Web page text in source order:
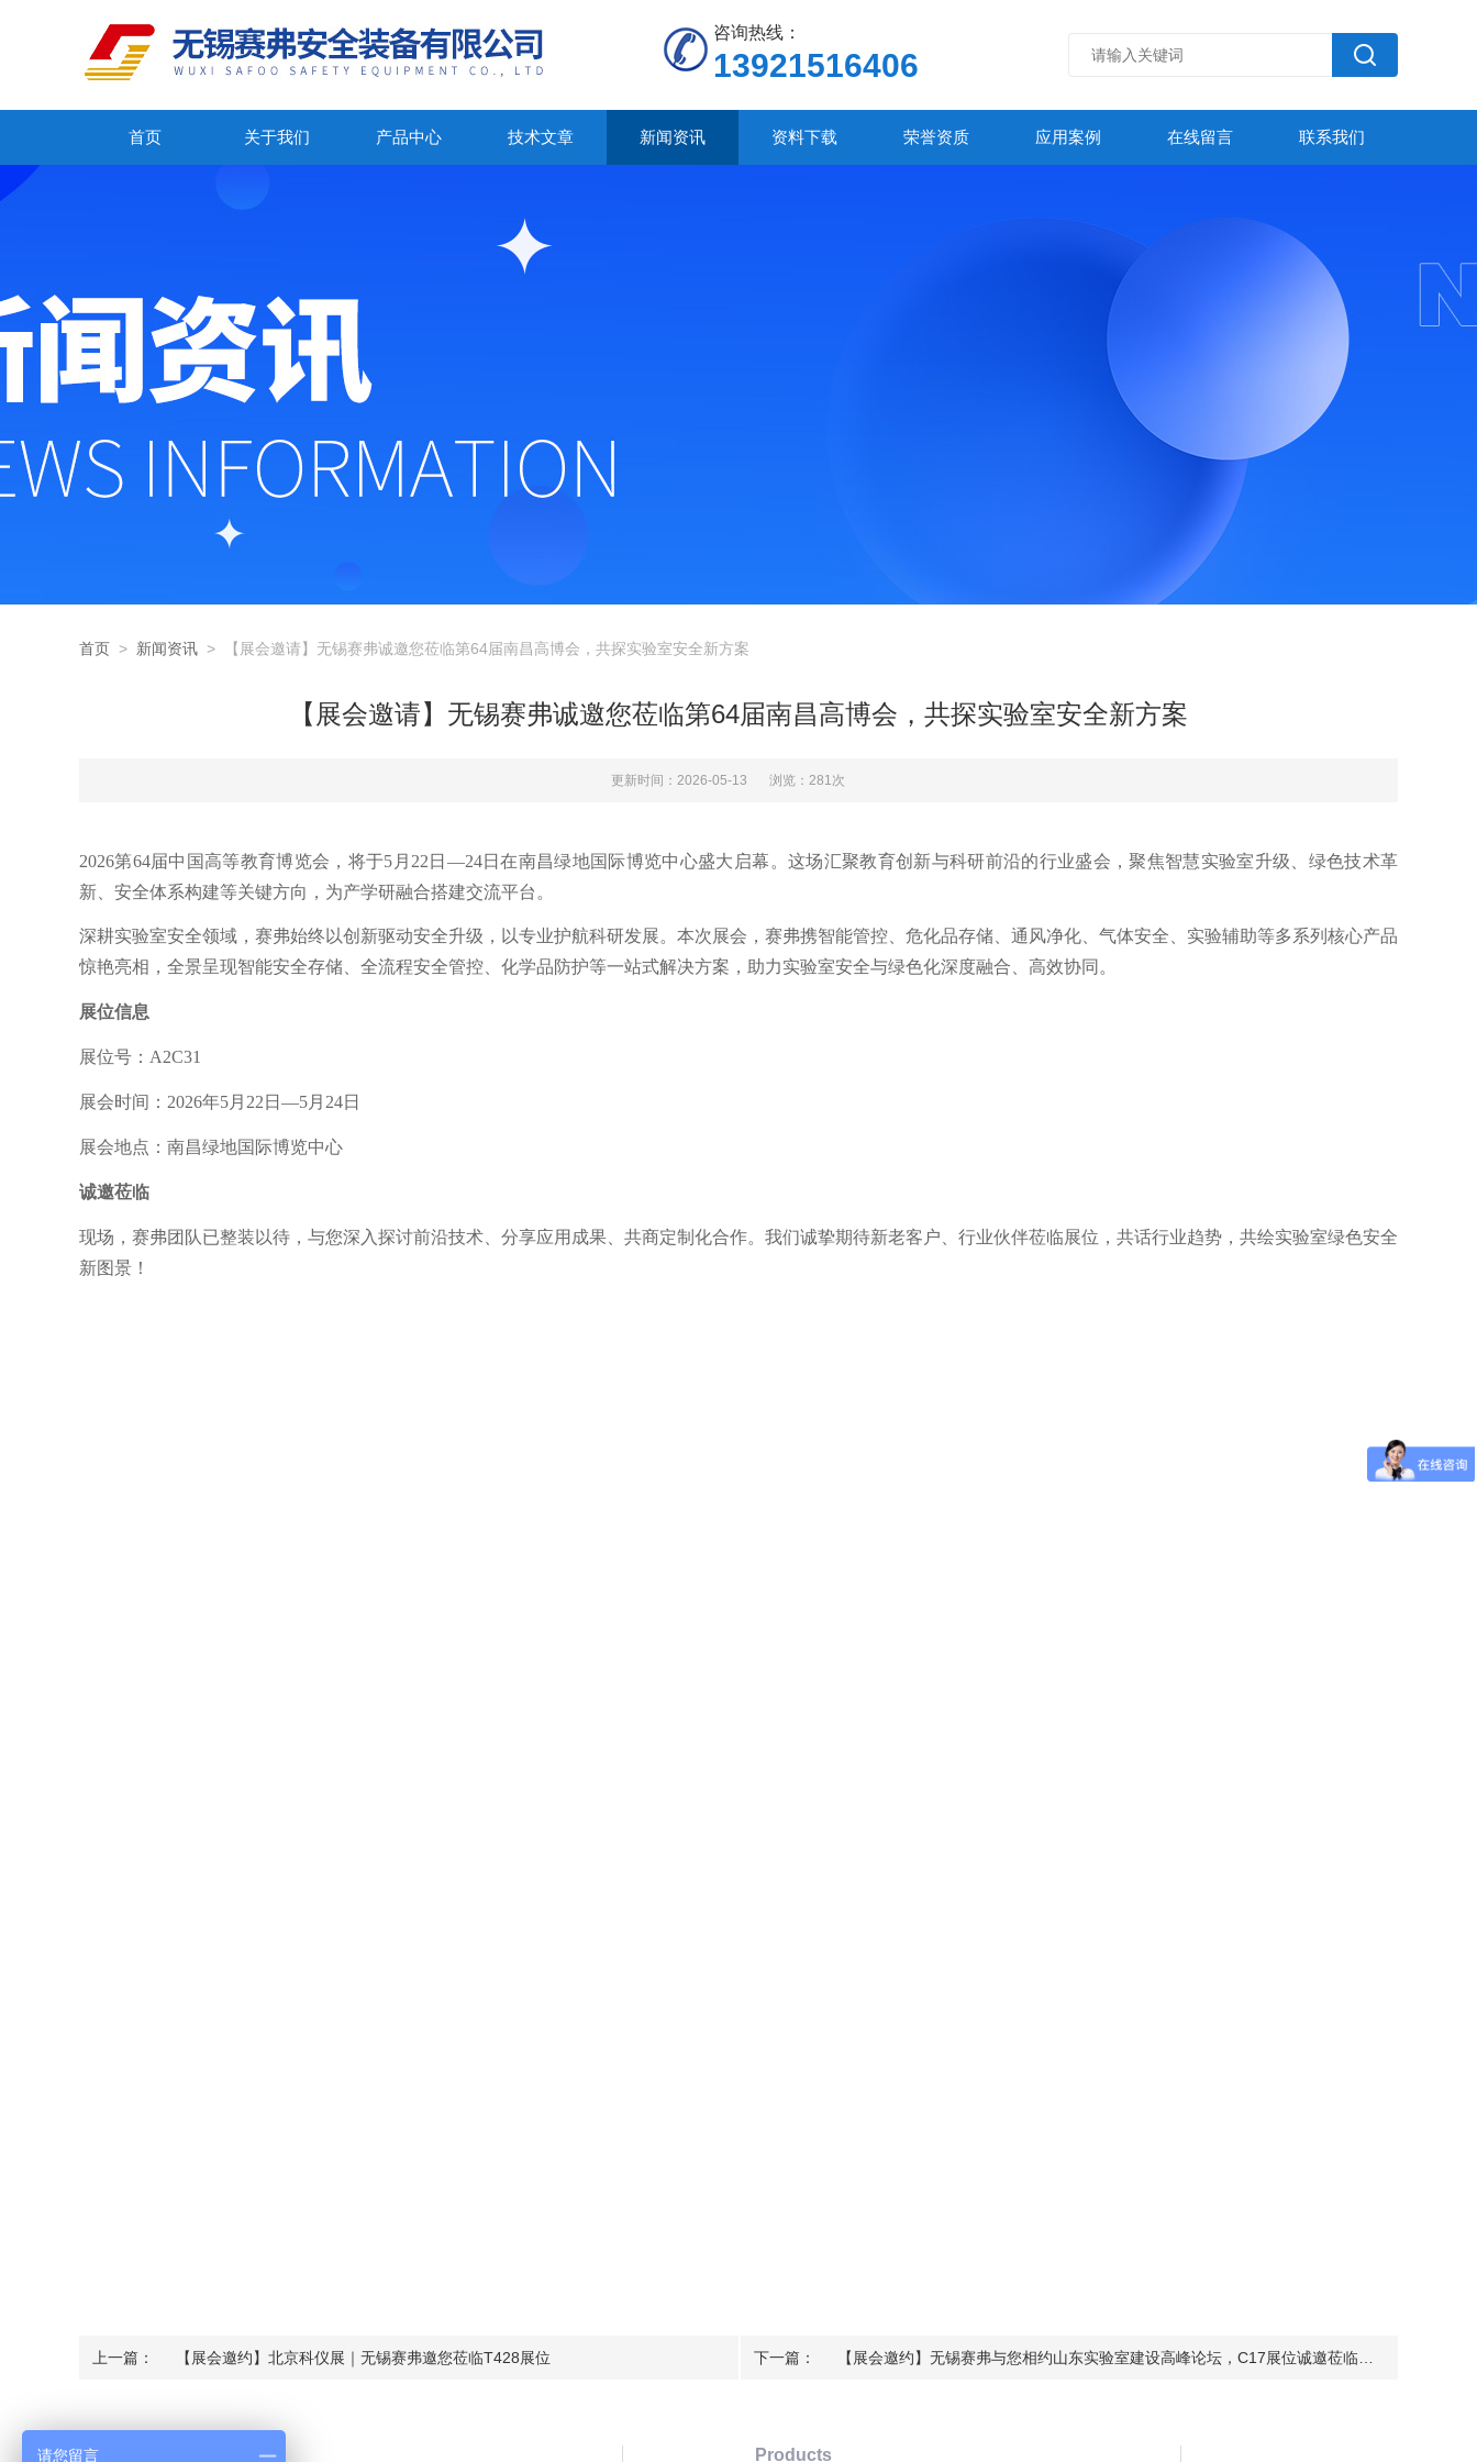
咨询热线：
13921516406
首页 关于我们 产品中心 技术文章 新闻资讯 资料下载 荣誉资质 应用案例 在线留言 联系我们
首页 > 新闻资讯 > 【展会邀请】无锡赛弗诚邀您莅临第64届南昌高博会，共探实验室安全新方案
【展会邀请】无锡赛弗诚邀您莅临第64届南昌高博会，共探实验室安全新方案
更新时间：2026-05-13 浏览：281次
2026第64届中国高等教育博览会，将于5月22日—24日在南昌绿地国际博览中心盛大启幕。这场汇聚教育创新与科研前沿的行业盛会，聚焦智慧实验室升级、绿色技术革
新、安全体系构建等关键方向，为产学研融合搭建交流平台。
深耕实验室安全领域，赛弗始终以创新驱动安全升级，以专业护航科研发展。本次展会，赛弗携智能管控、危化品存储、通风净化、气体安全、实验辅助等多系列核心产品
惊艳亮相，全景呈现智能安全存储、全流程安全管控、化学品防护等一站式解决方案，助力实验室安全与绿色化深度融合、高效协同。
展位信息
展位号： A2C31
展会时间： 2026年5月22日—5月24日
展会地点：南昌绿地国际博览中心
诚邀莅临
现场，赛弗团队已整装以待，与您深入探讨前沿技术、分享应用成果、共商定制化合作。我们诚挚期待新老客户、行业伙伴莅临展位，共话行业趋势，共绘实验室绿色安全
新图景！
上一篇： 【展会邀约】北京科仪展｜无锡赛弗邀您莅临T428展位 下一篇： 【展会邀约】无锡赛弗与您相约山东实验室建设高峰论坛，C17展位诚邀莅临！
Contact Us Products
请您留言